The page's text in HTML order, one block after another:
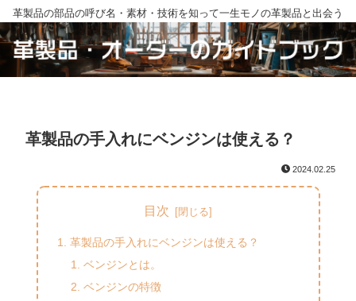
革製品の部品の呼び名・素材・技術を知って一生モノの革製品と出会う
革製品の手入れにベンジンは使える？
2024.02.25
目次
革製品の手入れにベンジンは使える？
ベンジンとは。
ベンジンの特徴